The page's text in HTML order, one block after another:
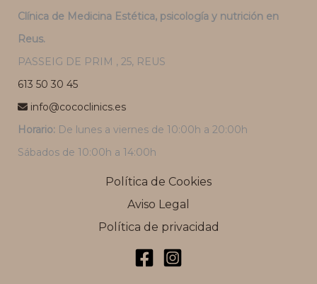
Clínica de Medicina Estética, psicología y nutrición en
Reus.
PASSEIG DE PRIM , 25, REUS
613 50 30 45
info@cococlinics.es
Horario: De lunes a viernes de 10:00h a 20:00h
Sábados de 10:00h a 14:00h
Política de Cookies
Aviso Legal
Política de privacidad